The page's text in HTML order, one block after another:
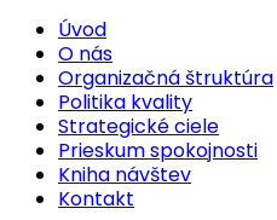
Úvod
O nás
Organizačná štruktúra
Politika kvality
Strategické ciele
Prieskum spokojnosti
Kniha návštev
Kontakt